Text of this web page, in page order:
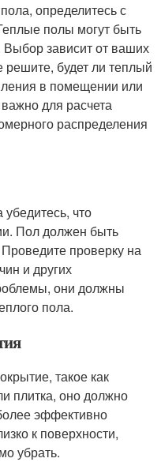
определитесь с
полы могут быть
зависит от ваших
будет ли теплый
в помещении или
для расчета
распределения
что
Пол должен быть
проверку на
и других
они должны
пола.
такое как
плитка, оно должно
эффективно
к поверхности,
убрать.